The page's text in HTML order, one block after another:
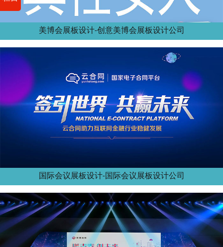
美博会展板设计-创意美博会展板设计公司
国际会议展板设计-国际会议展板设计公司